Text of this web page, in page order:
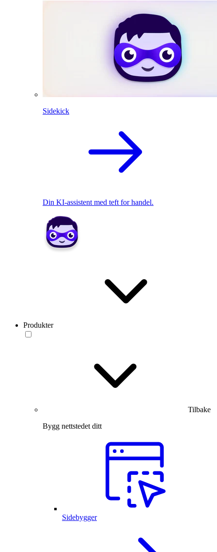
Sidekick
Din KI-assistent med teft for handel.
Produkter
Tilbake
Bygg nettstedet ditt
Sidebygger